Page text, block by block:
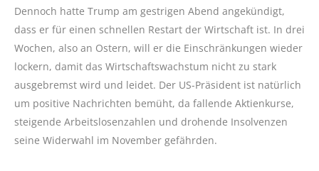
Dennoch hatte Trump am gestrigen Abend angekündigt,
dass er für einen schnellen Restart der Wirtschaft ist. In drei
Wochen, also an Ostern, will er die Einschränkungen wieder
lockern, damit das Wirtschaftswachstum nicht zu stark
ausgebremst wird und leidet. Der US-Präsident ist natürlich
um positive Nachrichten bemüht, da fallende Aktienkurse,
steigende Arbeitslosenzahlen und drohende Insolvenzen
seine Widerwahl im November gefährden.